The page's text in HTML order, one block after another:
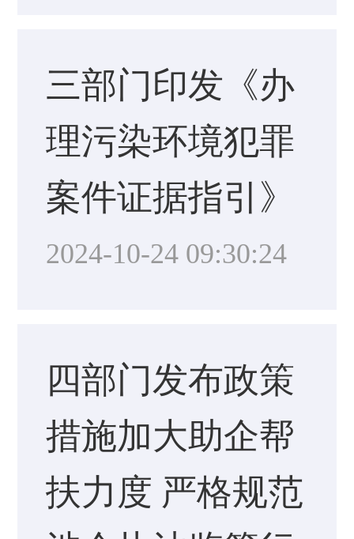
三部门印发《办
理污染环境犯罪
案件证据指引》
2024-10-24 09:30:24
四部门发布政策
措施加大助企帮
扶力度 严格规范